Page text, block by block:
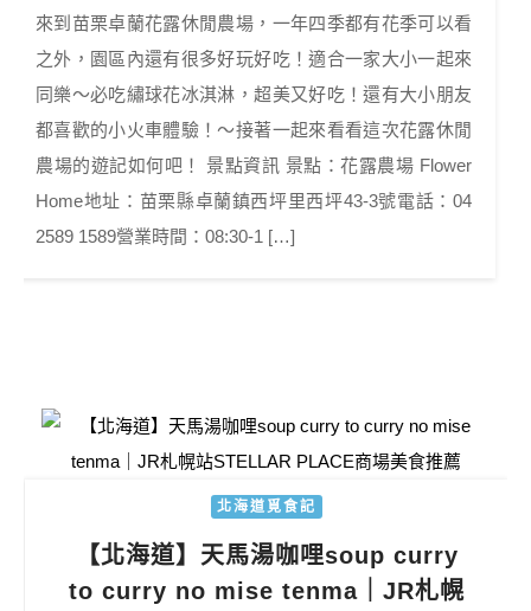
來到苗栗卓蘭花露休閒農場，一年四季都有花季可以看
之外，園區內還有很多好玩好吃！適合一家大小一起來
同樂～必吃繡球花冰淇淋，超美又好吃！還有大小朋友
都喜歡的小火車體驗！～接著一起來看看這次花露休閒
農場的遊記如何吧！ 景點資訊 景點：花露農場 Flower
Home地址：苗栗縣卓蘭鎮西坪里西坪43-3號電話：04
2589 1589營業時間：08:30-1 […]
北海道覓食記
【北海道】天馬湯咖哩soup curry
to curry no mise tenma｜JR札幌